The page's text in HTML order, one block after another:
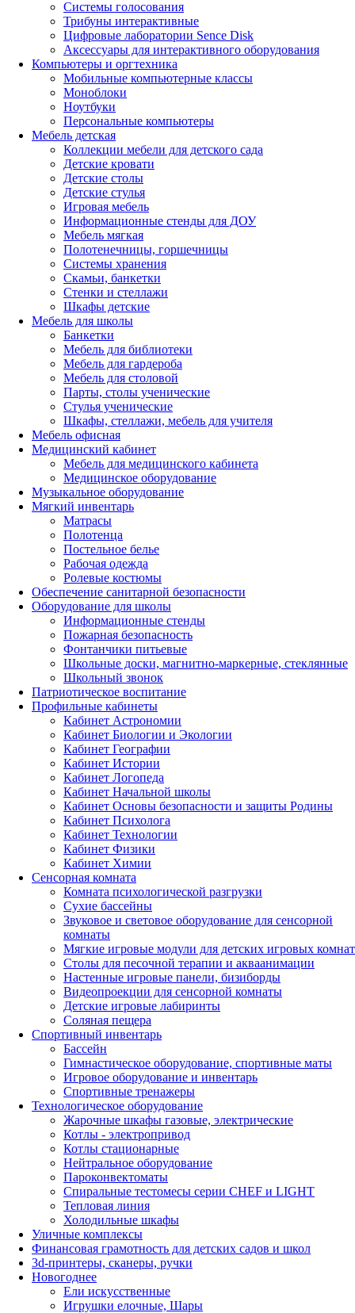
Системы голосования
Трибуны интерактивные
Цифровые лаборатории Sence Disk
Аксессуары для интерактивного оборудования
Компьютеры и оргтехника
Мобильные компьютерные классы
Моноблоки
Ноутбуки
Персональные компьютеры
Мебель детская
Коллекции мебели для детского сада
Детские кровати
Детские столы
Детские стулья
Игровая мебель
Информационные стенды для ДОУ
Мебель мягкая
Полотенечницы, горшечницы
Системы хранения
Скамьи, банкетки
Стенки и стеллажи
Шкафы детские
Мебель для школы
Банкетки
Мебель для библиотеки
Мебель для гардероба
Мебель для столовой
Парты, столы ученические
Стулья ученические
Шкафы, стеллажи, мебель для учителя
Мебель офисная
Медицинский кабинет
Мебель для медицинского кабинета
Медицинское оборудование
Музыкальное оборудование
Мягкий инвентарь
Матрасы
Полотенца
Постельное белье
Рабочая одежда
Ролевые костюмы
Обеспечение санитарной безопасности
Оборудование для школы
Информационные стенды
Пожарная безопасность
Фонтанчики питьевые
Школьные доски, магнитно-маркерные, стеклянные
Школьный звонок
Патриотическое воспитание
Профильные кабинеты
Кабинет Астрономии
Кабинет Биологии и Экологии
Кабинет Географии
Кабинет Истории
Кабинет Логопеда
Кабинет Начальной школы
Кабинет Основы безопасности и защиты Родины
Кабинет Психолога
Кабинет Технологии
Кабинет Физики
Кабинет Химии
Сенсорная комната
Комната психологической разгрузки
Сухие бассейны
Звуковое и световое оборудование для сенсорной
комнаты
Мягкие игровые модули для детских игровых комнат
Столы для песочной терапии и акваанимации
Настенные игровые панели, бизиборды
Видеопроекции для сенсорной комнаты
Детские игровые лабиринты
Соляная пещера
Спортивный инвентарь
Бассейн
Гимнастическое оборудование, спортивные маты
Игровое оборудование и инвентарь
Спортивные тренажеры
Технологическое оборудование
Жарочные шкафы газовые, электрические
Котлы - электропривод
Котлы стационарные
Нейтральное оборудование
Пароконвектоматы
Спиральные тестомесы серии CHEF и LIGHT
Тепловая линия
Холодильные шкафы
Уличные комплексы
Финансовая грамотность для детских садов и школ
3d-принтеры, сканеры, ручки
Новогоднее
Ели искусственные
Игрушки елочные, Шары